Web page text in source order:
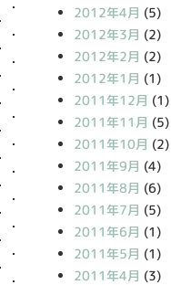
2012年4月 (5)
2012年3月 (2)
2012年2月 (2)
2012年1月 (1)
2011年12月 (1)
2011年11月 (5)
2011年10月 (2)
2011年9月 (4)
2011年8月 (6)
2011年7月 (5)
2011年6月 (1)
2011年5月 (1)
2011年4月 (3)